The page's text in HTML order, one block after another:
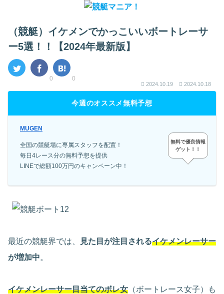
（競艇）イケメンでかっこいいボートレーサ
ー5選！！【2024年最新版】
0 0
2024.10.19 2024.10.18
今週のオススメ無料予想
MUGEN
全国の競艇場に専属スタッフを配置！
毎日4レース分の無料予想を提供
LINEで総額100万円のキャンペーン中！
無料で優良情報
ゲット！！
最近の競艇界では、 見た目が注目されるイケメンレーサー
が増加中。
イケメンレーサー目当てのボレ女 （ボートレース女子）も